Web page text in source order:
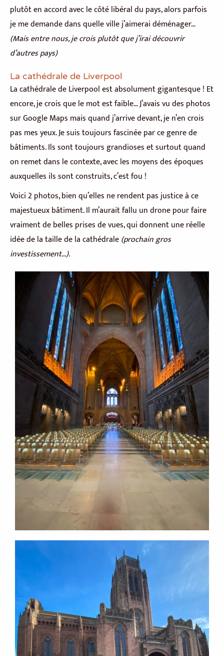
plutôt en accord avec le côté libéral du pays, alors parfois
je me demande dans quelle ville j’aimerai déménager…
(Mais entre nous, je crois plutôt que j’irai découvrir
d’autres pays)
La cathédrale de Liverpool
La cathédrale de Liverpool est absolument gigantesque ! Et
encore, je crois que le mot est faible… J’avais vu des photos
sur Google Maps mais quand j’arrive devant, je n’en crois
pas mes yeux. Je suis toujours fascinée par ce genre de
bâtiments. Ils sont toujours grandioses et surtout quand
on remet dans le contexte, avec les moyens des époques
auxquelles ils sont construits, c’est fou !
Voici 2 photos, bien qu’elles ne rendent pas justice à ce
majestueux bâtiment. Il m’aurait fallu un drone pour faire
vraiment de belles prises de vues, qui donnent une réelle
idée de la taille de la cathédrale(prochain gros
investissement…).